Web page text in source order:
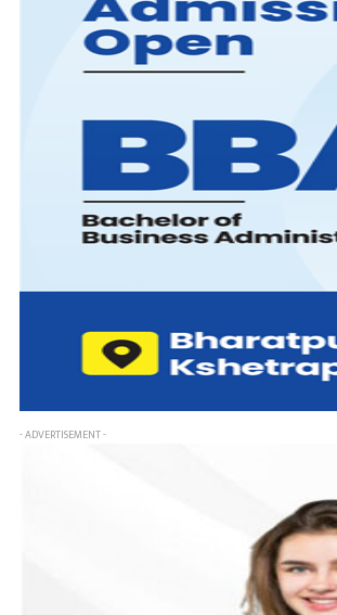
- ADVERTISEMENT -